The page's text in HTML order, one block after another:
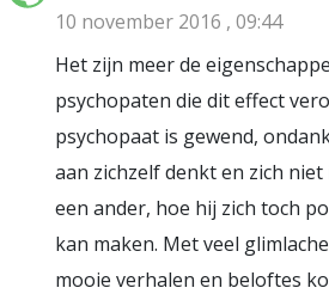
10 november 2016 , 09:44
Het zijn meer de
psychopaten die dit effect
psychopaat is gewend,
aan zichzelf denkt en zich
een ander, hoe hij zich toch
kan maken. Met veel
mooie verhalen en beloftes